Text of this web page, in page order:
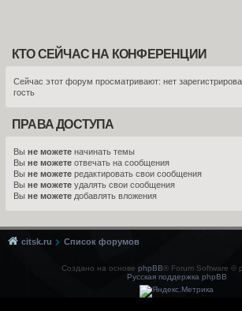
КТО СЕЙЧАС НА КОНФЕРЕНЦИИ
Сейчас этот форум просматривают: нет
гость
ПРАВА ДОСТУПА
Вы не можете начинать темы
Вы не можете отвечать на сообщения
Вы не можете редактировать свои сообщения
Вы не можете удалять свои сообщения
Вы не можете добавлять вложения
citsk.ru Список форумов
Создано на основе phpBB® Forum Software ©
Русская поддержка phpBB